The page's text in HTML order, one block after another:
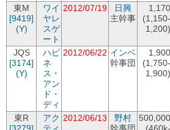
東M
[9419]
(Y)
ワイ
ヤレ
スゲ
ート
2012/07/19
日興
主幹事
1,170
(1,150-
1,200)
JQS
[3174]
(Y)
ハピ
ネ
ス・
アン
ド・
ディ
2012/06/22 インベ
幹事団
1,900
(1,750-
1,900)
東R
アク 2012/06/13
野村
500,000